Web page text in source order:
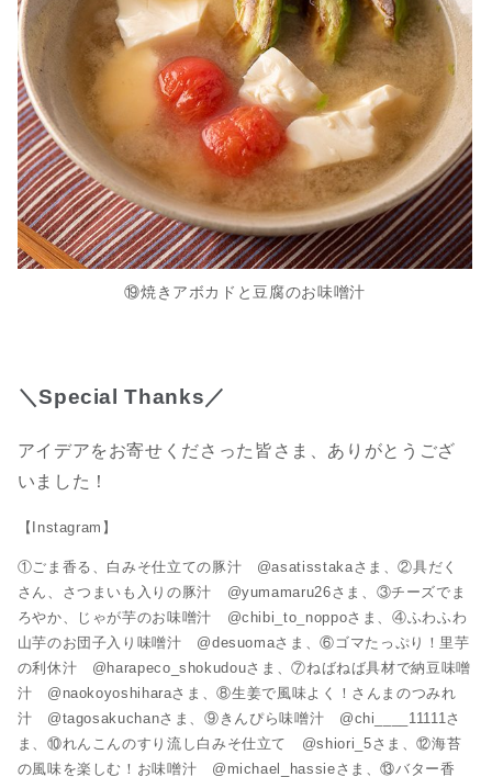
⑲焼きアボカドと豆腐のお味噌汁
＼Special Thanks／
アイデアをお寄せくださった皆さま、ありがとうござ
いました！
【Instagram】
①ごま香る、白みそ仕立ての豚汁 @asatisstakaさま、②具だく
さん、さつまいも入りの豚汁 @yumamaru26さま、③チーズでま
ろやか、じゃが芋のお味噌汁 @chibi_to_noppoさま、④ふわふわ
山芋のお団子入り味噌汁 @desuomaさま、⑥ゴマたっぷり！里芋
の利休汁 @harapeco_shokudouさま、⑦ねばねば具材で納豆味噌
汁 @naokoyoshiharaさま、⑧生姜で風味よく！さんまのつみれ
汁 @tagosakuchanさま、⑨きんぴら味噌汁 @chi____11111さ
ま、⑩れんこんのすり流し白みそ仕立て @shiori_5さま、⑫海苔
の風味を楽しむ！お味噌汁 @michael_hassieさま、⑬バター香